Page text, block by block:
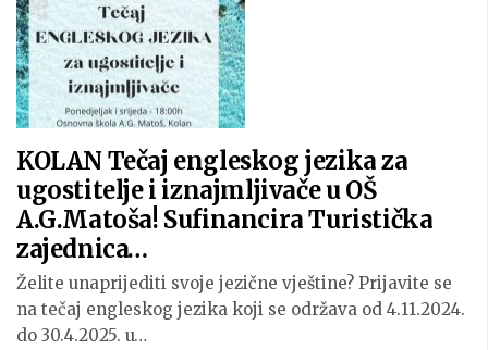
KOLAN Tečaj engleskog jezika za
ugostitelje i iznajmljivače u OŠ
A.G.Matoša! Sufinancira Turistička
zajednica…
Želite unaprijediti svoje jezične vještine? Prijavite se
na tečaj engleskog jezika koji se održava od 4.11.2024.
do 30.4.2025. u…